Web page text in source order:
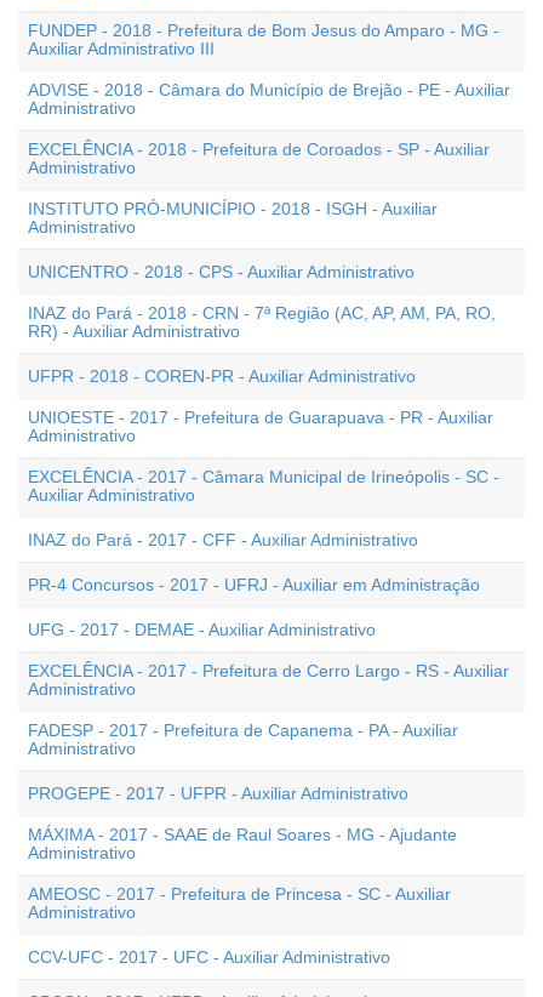
FUNDEP - 2018 - Prefeitura de Bom Jesus do Amparo - MG -
Auxiliar Administrativo III
ADVISE - 2018 - Câmara do Município de Brejão - PE - Auxiliar
Administrativo
EXCELÊNCIA - 2018 - Prefeitura de Coroados - SP - Auxiliar
Administrativo
INSTITUTO PRÓ-MUNICÍPIO - 2018 - ISGH - Auxiliar
Administrativo
UNICENTRO - 2018 - CPS - Auxiliar Administrativo
INAZ do Pará - 2018 - CRN - 7ª Região (AC, AP, AM, PA, RO,
RR) - Auxiliar Administrativo
UFPR - 2018 - COREN-PR - Auxiliar Administrativo
UNIOESTE - 2017 - Prefeitura de Guarapuava - PR - Auxiliar
Administrativo
EXCELÊNCIA - 2017 - Câmara Municipal de Irineópolis - SC -
Auxiliar Administrativo
INAZ do Pará - 2017 - CFF - Auxiliar Administrativo
PR-4 Concursos - 2017 - UFRJ - Auxiliar em Administração
UFG - 2017 - DEMAE - Auxiliar Administrativo
EXCELÊNCIA - 2017 - Prefeitura de Cerro Largo - RS - Auxiliar
Administrativo
FADESP - 2017 - Prefeitura de Capanema - PA - Auxiliar
Administrativo
PROGEPE - 2017 - UFPR - Auxiliar Administrativo
MÁXIMA - 2017 - SAAE de Raul Soares - MG - Ajudante
Administrativo
AMEOSC - 2017 - Prefeitura de Princesa - SC - Auxiliar
Administrativo
CCV-UFC - 2017 - UFC - Auxiliar Administrativo